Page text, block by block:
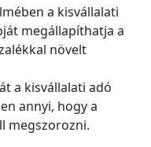
a kisvállalati
megállapíthatja a
növelt
a kisvállalati adó
annyi, hogy a
megszorozni.